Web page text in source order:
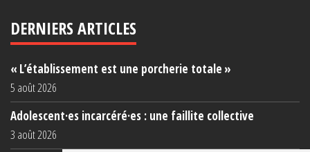
DERNIERS ARTICLES
« L’établissement est une porcherie totale »
5 août 2026
Adolescent·es incarcéré·es : une faillite collective
3 août 2026